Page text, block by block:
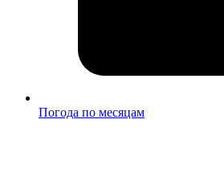
Погода по месяцам